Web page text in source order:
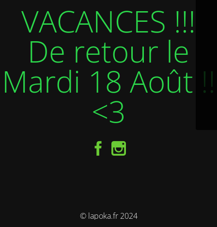
VACANCES !!!
De retour le
Mardi 18 Août !!
<3
© lapoka.fr 2024